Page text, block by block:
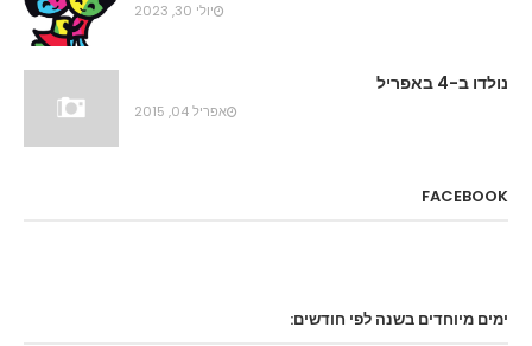
יולי 30, 2023
נולדו ב-4 באפריל
אפריל 04, 2015
FACEBOOK
ימים מיוחדים בשנה לפי חודשים: